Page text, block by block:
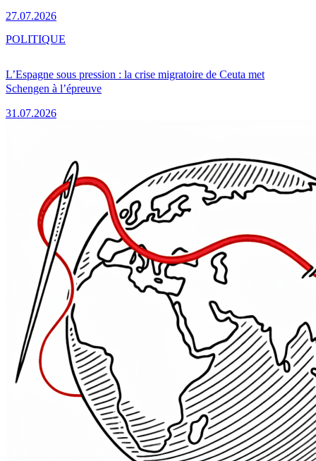
27.07.2026
L’Espagne sous pression : la crise migratoire de Ceuta met
Schengen à l’épreuve
31.07.2026
POLITIQUE